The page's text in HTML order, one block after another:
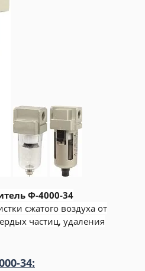
Ф-4000-34
сжатого воздуха от
частиц, удаления
34: